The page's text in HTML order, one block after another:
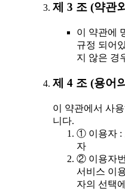
제 3 조 (약관
이 약관에
규정 되어
지 않은 경
제 4 조 (용어
이 약관에서 사
니다.
① 이용자 :
자
② 이용자
서비스 이
자의 선택